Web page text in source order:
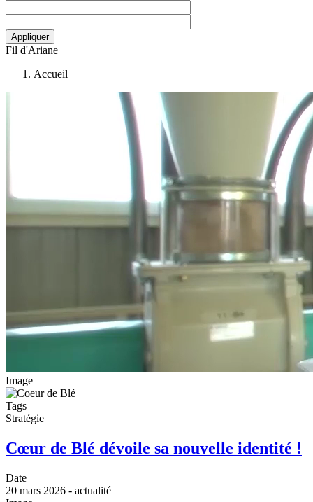
Fil d'Ariane
Accueil
Image
Tags
Stratégie
Cœur de Blé dévoile sa nouvelle identité !
Date
20 mars 2026 - actualité